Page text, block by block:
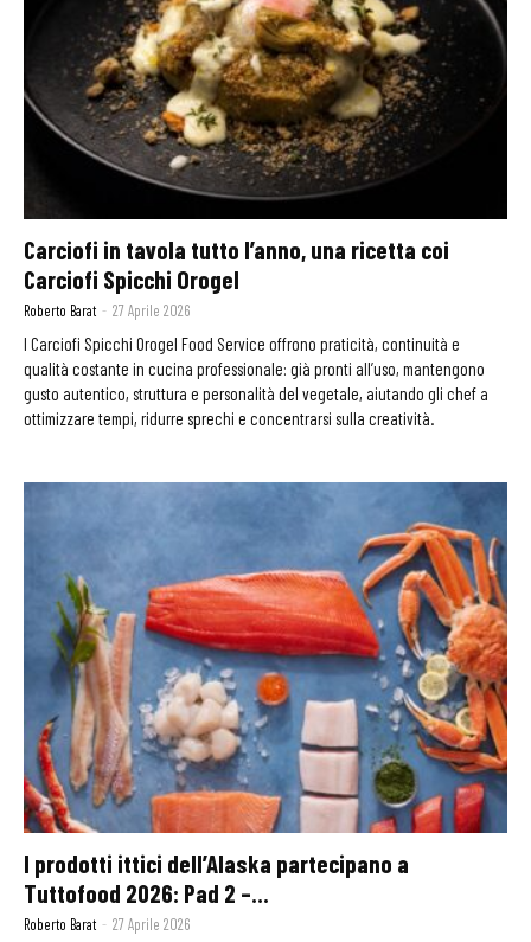
Carciofi in tavola tutto l’anno, una ricetta coi
Carciofi Spicchi Orogel
Roberto Barat - 27 Aprile 2026
I Carciofi Spicchi Orogel Food Service offrono praticità, continuità e
qualità costante in cucina professionale: già pronti all’uso, mantengono
gusto autentico, struttura e personalità del vegetale, aiutando gli chef a
ottimizzare tempi, ridurre sprechi e concentrarsi sulla creatività.
I prodotti ittici dell’Alaska partecipano a
Tuttofood 2026: Pad 2 –...
Roberto Barat - 27 Aprile 2026